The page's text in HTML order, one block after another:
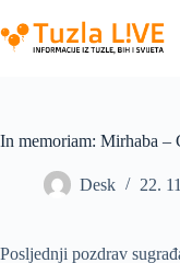
to
content
In memoriam: Mirhaba –
Desk 22.
Posljednji pozdrav